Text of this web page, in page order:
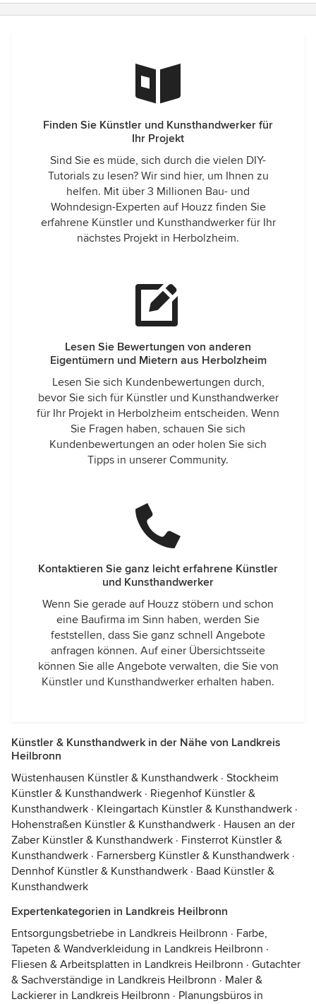
Finden Sie Künstler und Kunsthandwerker für
Ihr Projekt
Sind Sie es müde, sich durch die vielen DIY-
Tutorials zu lesen? Wir sind hier, um Ihnen zu
helfen. Mit über 3 Millionen Bau- und
Wohndesign-Experten auf Houzz finden Sie
erfahrene Künstler und Kunsthandwerker für Ihr
nächstes Projekt in Herbolzheim.
Lesen Sie Bewertungen von anderen
Eigentümern und Mietern aus Herbolzheim
Lesen Sie sich Kundenbewertungen durch,
bevor Sie sich für Künstler und Kunsthandwerker
für Ihr Projekt in Herbolzheim entscheiden. Wenn
Sie Fragen haben, schauen Sie sich
Kundenbewertungen an oder holen Sie sich
Tipps in unserer Community.
Kontaktieren Sie ganz leicht erfahrene Künstler
und Kunsthandwerker
Wenn Sie gerade auf Houzz stöbern und schon
eine Baufirma im Sinn haben, werden Sie
feststellen, dass Sie ganz schnell Angebote
anfragen können. Auf einer Übersichtsseite
können Sie alle Angebote verwalten, die Sie von
Künstler und Kunsthandwerker erhalten haben.
Künstler & Kunsthandwerk in der Nähe von Landkreis
Heilbronn
Wüstenhausen Künstler & Kunsthandwerk · Stockheim
Künstler & Kunsthandwerk · Riegenhof Künstler &
Kunsthandwerk · Kleingartach Künstler & Kunsthandwerk ·
Hohenstraßen Künstler & Kunsthandwerk · Hausen an der
Zaber Künstler & Kunsthandwerk · Finsterrot Künstler &
Kunsthandwerk · Farnersberg Künstler & Kunsthandwerk ·
Dennhof Künstler & Kunsthandwerk · Baad Künstler &
Kunsthandwerk
Expertenkategorien in Landkreis Heilbronn
Entsorgungsbetriebe in Landkreis Heilbronn · Farbe,
Tapeten & Wandverkleidung in Landkreis Heilbronn ·
Fliesen & Arbeitsplatten in Landkreis Heilbronn · Gutachter
& Sachverständige in Landkreis Heilbronn · Maler &
Lackierer in Landkreis Heilbronn · Planungsbüros in